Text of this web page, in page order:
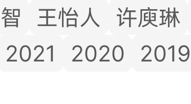
王怡人 许庾琳
2021 2020
2019